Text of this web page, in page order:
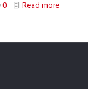
0 Read more